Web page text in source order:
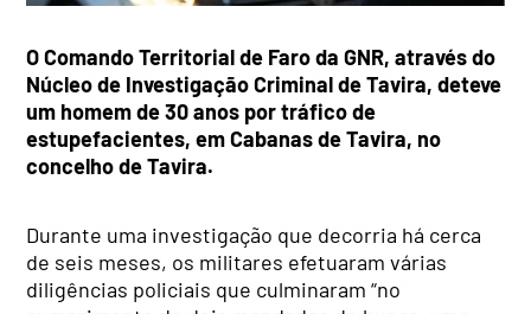
O Comando Territorial de Faro da GNR, através do
Núcleo de Investigação Criminal de Tavira, deteve
um homem de 30 anos por tráfico de
estupefacientes, em Cabanas de Tavira, no
concelho de Tavira.
Durante uma investigação que decorria há cerca
de seis meses, os militares efetuaram várias
diligências policiais que culminaram “no